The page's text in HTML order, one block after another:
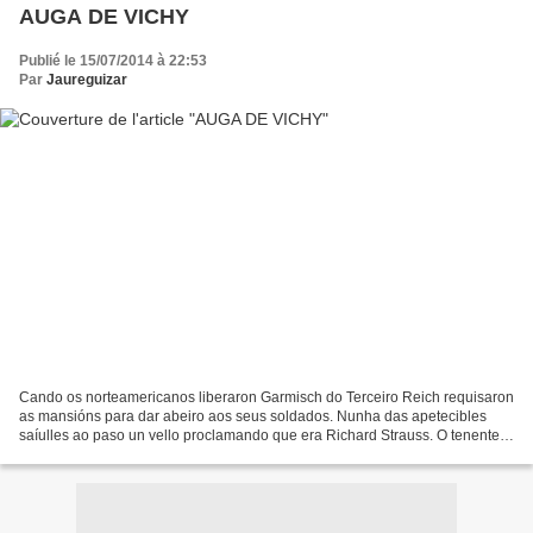
AUGA DE VICHY
Publié le 15/07/2014 à 22:53
Par Jaureguizar
Cando os norteamericanos liberaron Garmisch do Terceiro Reich requisaron
as mansións para dar abeiro aos seus soldados. Nunha das apetecibles
saíulles ao paso un vello proclamando que era Richard Strauss. O tenente